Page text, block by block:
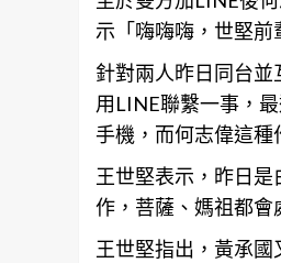
示「嗨嗨嗨，世堅前
針對兩人昨日同台
用LINE聯繫一事，
手機，而何志偉這種
王世堅表示，昨日
作，菩薩、媽祖都會
王世堅指出，黃承